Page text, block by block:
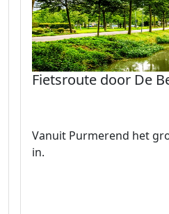
Fietsroute door De
Vanuit Purmerend het
in.